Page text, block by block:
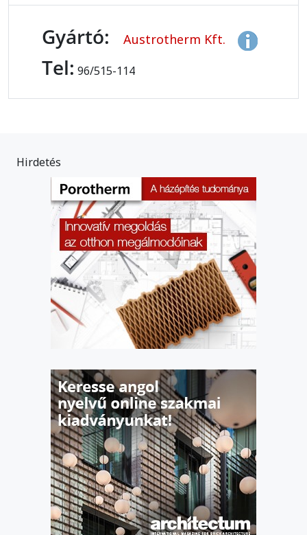
Gyártó: Austrotherm Kft.
Tel: 96/515-114
Hirdetés